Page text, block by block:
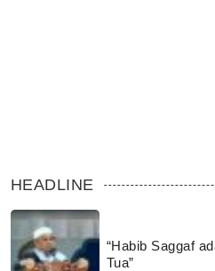
HEADLINE
“Habib Saggaf
Tua”